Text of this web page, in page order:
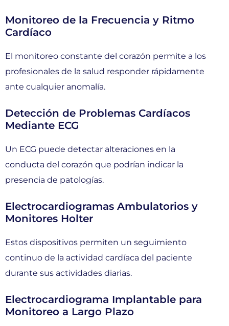
Monitoreo de la Frecuencia y Ritmo
Cardíaco
El monitoreo constante del corazón permite a los
profesionales de la salud responder rápidamente
ante cualquier anomalía.
Detección de Problemas Cardíacos
Mediante ECG
Un ECG puede detectar alteraciones en la
conducta del corazón que podrían indicar la
presencia de patologías.
Electrocardiogramas Ambulatorios y
Monitores Holter
Estos dispositivos permiten un seguimiento
continuo de la actividad cardíaca del paciente
durante sus actividades diarias.
Electrocardiograma Implantable para
Monitoreo a Largo Plazo